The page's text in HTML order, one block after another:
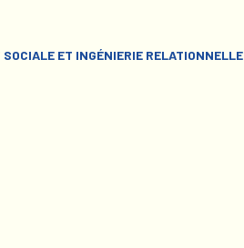
ET INGÉNIERIE RELATIONNELLE